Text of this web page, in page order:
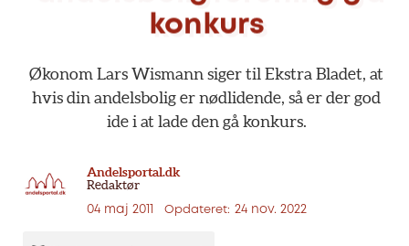
konkurs
Økonom Lars Wismann siger til Ekstra Bladet, at
hvis din andelsbolig er nødlidende, så er der god
ide i at lade den gå konkurs.
Andelsportal.dk
Redaktør
04 maj 2011 Opdateret: 24 nov. 2022